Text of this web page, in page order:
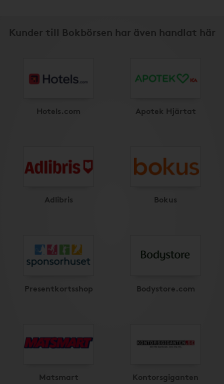
Kunder till Bokbörsen har även handlat här
Hotels.com Apotek Hjärtat
Adlibris Bokus
Presentkortsshop Bodystore.com
Matsmart Kontorsgiganten